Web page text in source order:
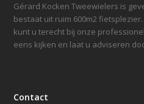
Gérard Kocken Tweewielers is
bestaat uit ruim 600m2
kunt u terecht bij onze
eens kijken en laat u adviseren
Contact